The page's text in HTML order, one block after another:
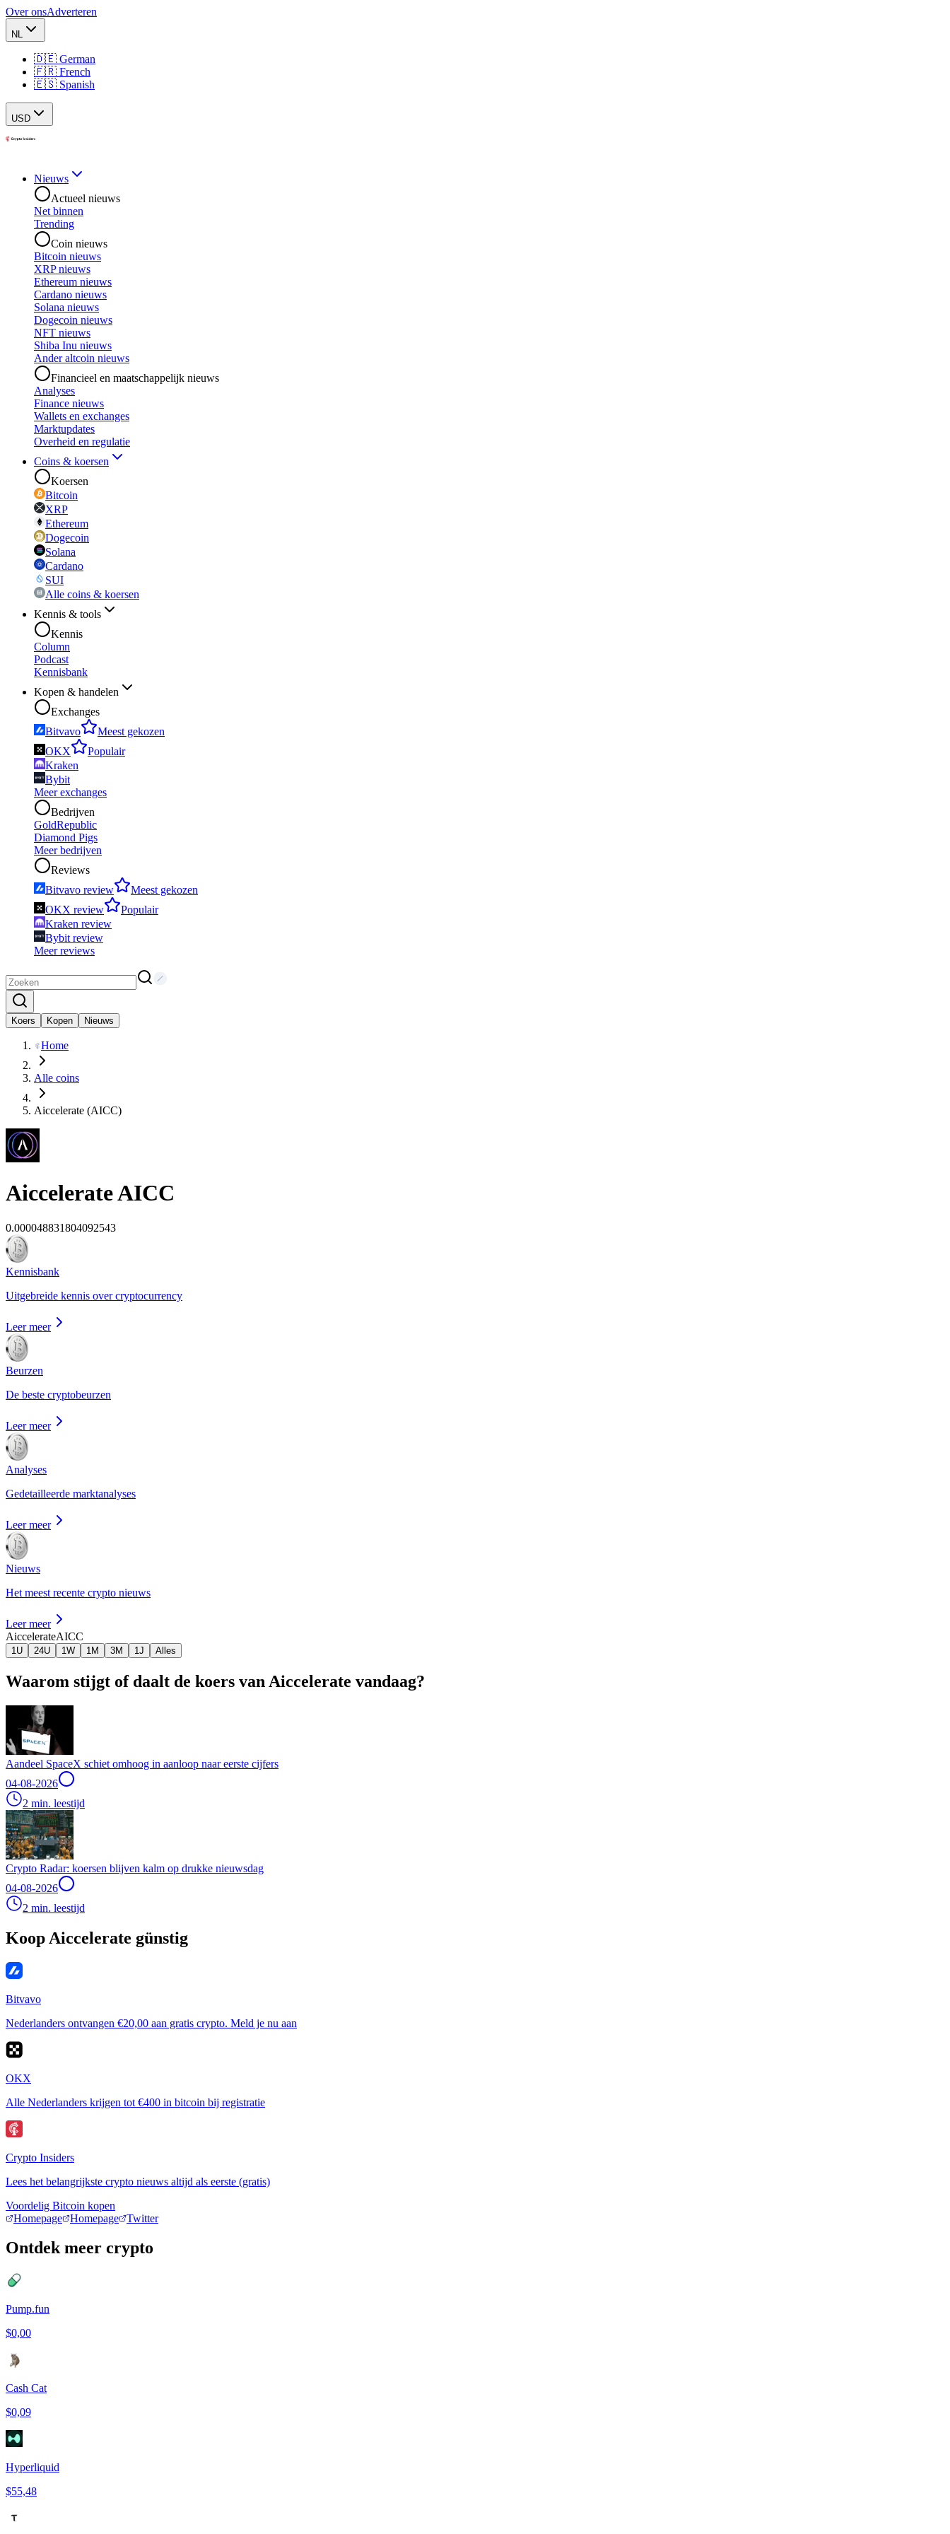
Over onsAdverteren
NL
🇩🇪 German
🇫🇷 French
🇪🇸 Spanish
USD
Nieuws
Actueel nieuws
Net binnen
Trending
Coin nieuws
Bitcoin nieuws
XRP nieuws
Ethereum nieuws
Cardano nieuws
Solana nieuws
Dogecoin nieuws
NFT nieuws
Shiba Inu nieuws
Ander altcoin nieuws
Financieel en maatschappelijk nieuws
Analyses
Finance nieuws
Wallets en exchanges
Marktupdates
Overheid en regulatie
Coins & koersen
Koersen
Bitcoin
XRP
Ethereum
Dogecoin
Solana
Cardano
SUI
Alle coins & koersen
Kennis & tools
Kennis
Column
Podcast
Kennisbank
Kopen & handelen
Exchanges
Bitvavo
Meest gekozen
OKX
Populair
Kraken
Bybit
Meer exchanges
Bedrijven
GoldRepublic
Diamond Pigs
Meer bedrijven
Reviews
Bitvavo review
Meest gekozen
OKX review
Populair
Kraken review
Bybit review
Meer reviews
Koers Kopen Nieuws
Home
Alle coins
Aiccelerate (AICC)
AiccelerateAICC
0.000048831804092543
Kennisbank
Uitgebreide kennis over cryptocurrency
Leer meer
Beurzen
De beste cryptobeurzen
Leer meer
Analyses
Gedetailleerde marktanalyses
Leer meer
Nieuws
Het meest recente crypto nieuws
Leer meer
AiccelerateAICC
1U 24U 1W 1M 3M 1J Alles
Waarom stijgt of daalt de koers van Aiccelerate vandaag?
Aandeel SpaceX schiet omhoog in aanloop naar eerste cijfers
04-08-2026
2 min. leestijd
Crypto Radar: koersen blijven kalm op drukke nieuwsdag
04-08-2026
2 min. leestijd
Koop Aiccelerate günstig
Bitvavo
Nederlanders ontvangen €20,00 aan gratis crypto. Meld je nu aan
OKX
Alle Nederlanders krijgen tot €400 in bitcoin bij registratie
Crypto Insiders
Lees het belangrijkste crypto nieuws altijd als eerste (gratis)
Voordelig Bitcoin kopen
Homepage
Homepage Twitter
Ontdek meer crypto
Pump.fun
$0,00
Cash Cat
$0,09
Hyperliquid
$55,48